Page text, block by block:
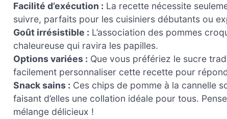
Facilité d’exécution : La recette nécessite
suivre, parfaits pour les cuisiniers débutants ou
Goût irrésistible : L’association des pommes
chaleureuse qui ravira les papilles.
Options variées : Que vous préfériez le sucre
facilement personnaliser cette recette pour
Snack sains : Ces chips de pomme à la cannelle
faisant d’elles une collation idéale pour tous.
mélange délicieux !